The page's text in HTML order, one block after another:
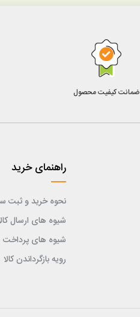
ضمانت کیفیت محصول
راهنمای خرید
نحوه خرید و ثبت
شیوه های ارسال
شیوه های پرداخت
رویه بازگرداندن کالا